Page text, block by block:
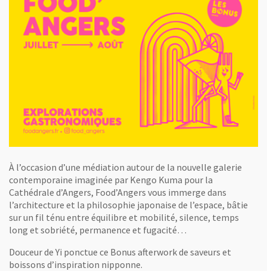
À l’occasion d’une médiation autour de la nouvelle galerie
contemporaine imaginée par Kengo Kuma pour la
Cathédrale d’Angers, Food’Angers vous immerge dans
l’architecture et la philosophie japonaise de l’espace, bâtie
sur un fil ténu entre équilibre et mobilité, silence, temps
long et sobriété, permanence et fugacité…
Douceur de Yi ponctue ce Bonus afterwork de saveurs et
boissons d’inspiration nipponne.